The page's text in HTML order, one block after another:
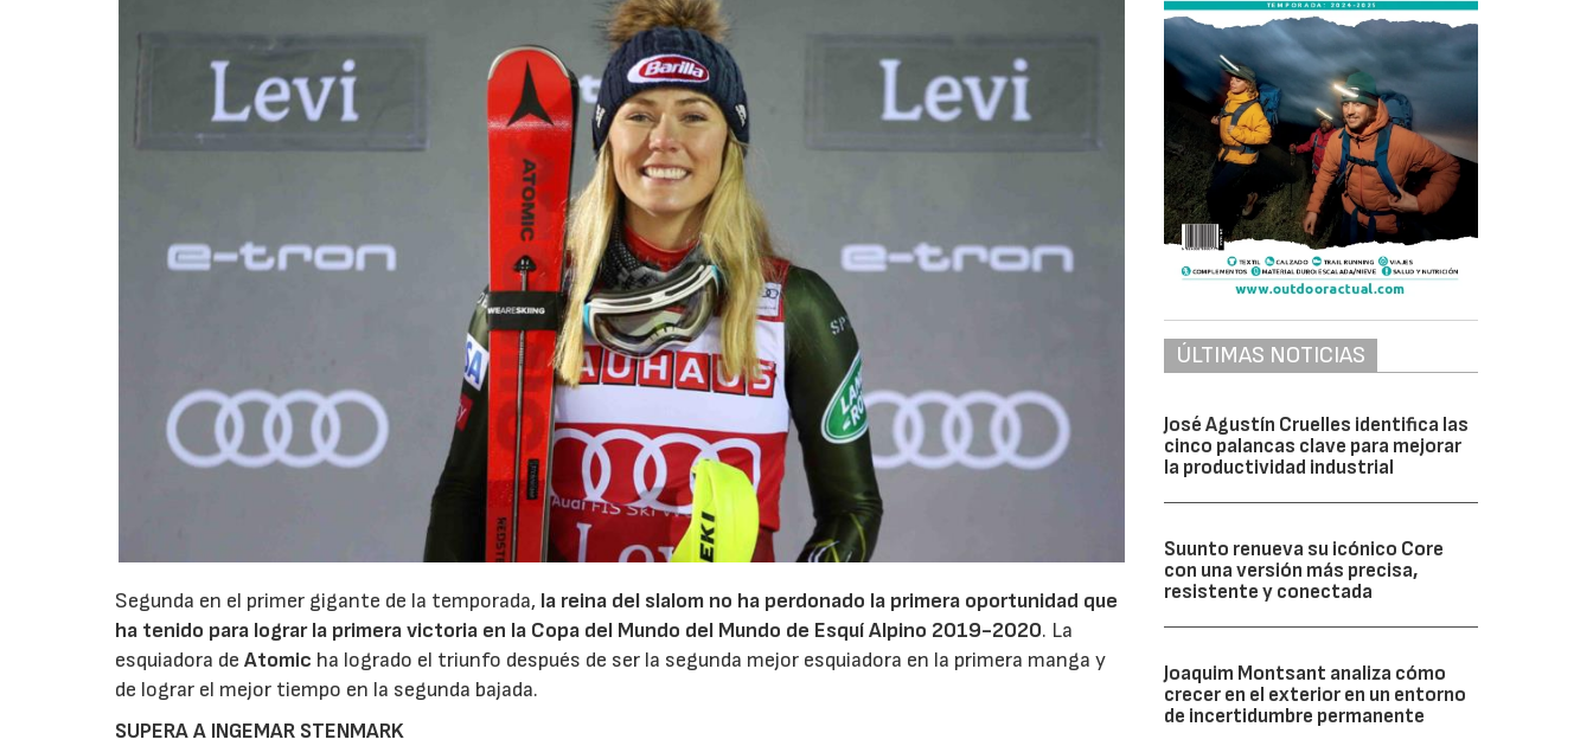
Segunda en el primer gigante de la temporada, la reina del slalom no ha perdonado la primera oportunidad que
ha tenido para lograr la primera victoria en la Copa del Mundo del Mundo de Esquí Alpino 2019-2020. La
esquiadora deAtomic ha logrado el triunfo después de ser la segunda mejor esquiadora en la primera manga y
de lograr el mejor tiempo en la segunda bajada.
SUPERA A INGEMAR STENMARK
ÚLTIMAS NOTICIAS
José Agustín Cruelles identifica las
cinco palancas clave para mejorar
la productividad industrial
Suunto renueva su icónico Core
con una versión más precisa,
resistente y conectada
Joaquim Montsant analiza cómo
crecer en el exterior en un entorno
de incertidumbre permanente